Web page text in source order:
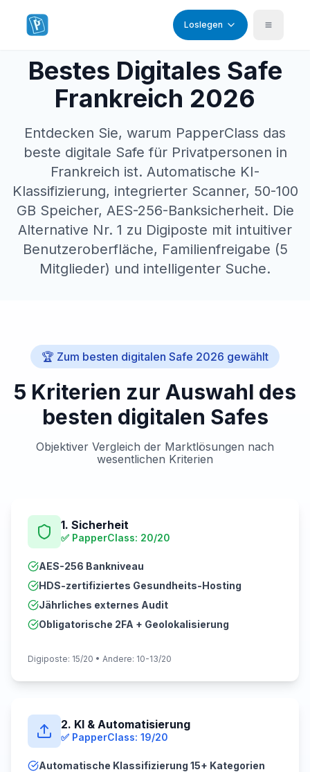
Loslegen
Aktive Funktion • In allen Plänen enthalten
Bestes Digitales Safe
Frankreich 2026
Entdecken Sie, warum PapperClass das
beste digitale Safe für Privatpersonen in
Frankreich ist. Automatische KI-
Klassifizierung, integrierter Scanner, 50-100
GB Speicher, AES-256-Banksicherheit. Die
Alternative Nr. 1 zu Digiposte mit intuitiver
Benutzeroberfläche, Familienfreigabe (5
Mitglieder) und intelligenter Suche.
🏆 Zum besten digitalen Safe 2026 gewählt
5 Kriterien zur Auswahl des
besten digitalen Safes
Objektiver Vergleich der Marktlösungen nach
wesentlichen Kriterien
1. Sicherheit
✅ PapperClass: 20/20
AES-256 Bankniveau
HDS-zertifiziertes Gesundheits-Hosting
Jährliches externes Audit
Obligatorische 2FA + Geolokalisierung
Digiposte: 15/20 • Andere: 10-13/20
2. KI & Automatisierung
✅ PapperClass: 19/20
Automatische Klassifizierung 15+ Kategorien